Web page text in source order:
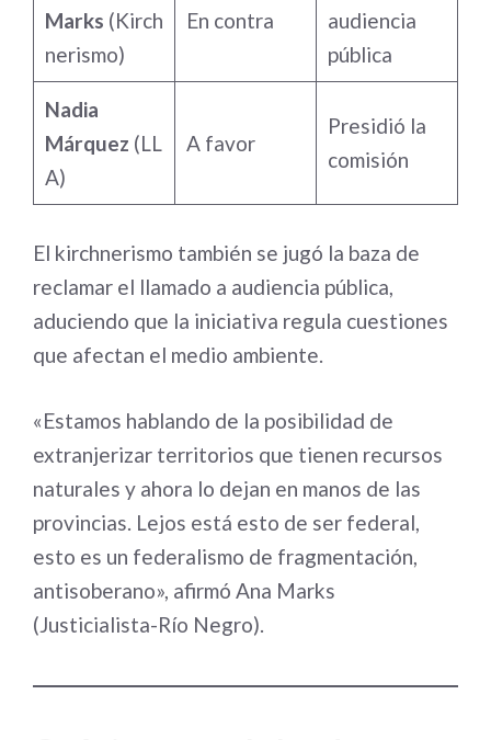
Marks (Kirch
nerismo)
En contra
audiencia
pública
Nadia
Márquez (LL
A)
A favor
Presidió la
comisión
El kirchnerismo también se jugó la baza de
reclamar el llamado a audiencia pública,
aduciendo que la iniciativa regula cuestiones
que afectan el medio ambiente.
«Estamos hablando de la posibilidad de
extranjerizar territorios que tienen recursos
naturales y ahora lo dejan en manos de las
provincias. Lejos está esto de ser federal,
esto es un federalismo de fragmentación,
antisoberano», afirmó Ana Marks
(Justicialista-Río Negro).